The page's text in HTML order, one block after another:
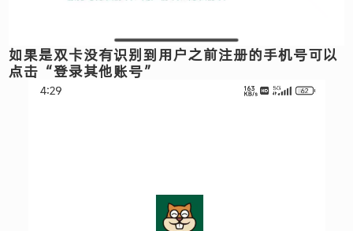
如果是双卡没有识别到用户之前注册的手机号可以
点击“登录其他账号”